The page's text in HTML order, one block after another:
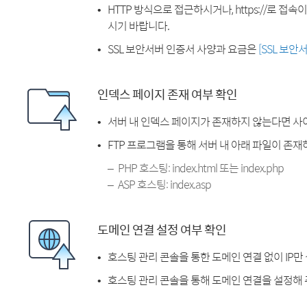
HTTP 방식으로 접근하시거나, https://로 접속
시기 바랍니다.
SSL 보안서버 인증서 사양과 요금은[SSL 보안
인덱스 페이지 존재 여부 확인
서버 내 인덱스 페이지가 존재하지 않는다면
FTP 프로그램을 통해 서버 내 아래 파일이 존
PHP 호스팅: index.html 또는 index.php
ASP 호스팅: index.asp
도메인 연결 설정 여부 확인
호스팅 관리 콘솔을 통한 도메인 연결 없이 IP
호스팅 관리 콘솔을 통해 도메인 연결을 설정해